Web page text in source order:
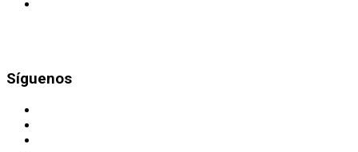
Síguenos